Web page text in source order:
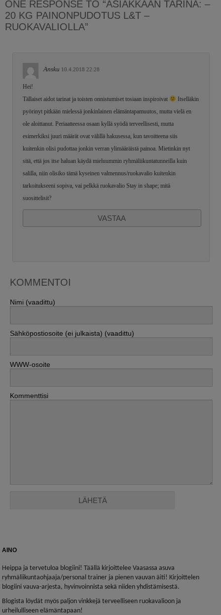
ONE RESPONSE TO “ASIAKKAAN TARINA: –
20 KG PAINONPUDOTUS L&T –
RUOKAVALIOLLA”
Ansku 10.4.2018 22:28
Hei!
Tällaiset aidot tarinat ja toisten onnistumiset tosiaan inspiroivat
Itselläkin
pyörinyt pitkään mielessä jonkinlainen elämäntapamuutos, mutta vielä en
ole aloittanut. Periaatteessa osaan kyllä syödä terveellisesti, mutta
esimerkiksi juuri määrät ovat välillä hakusessa, kun tavoitteena siis
kuitenkin olisi pudottaa jonkin verran ylimääräistä painoa. Mietinkin nyt
sitä, että jos itse haluan käydä mieluummin ryhmäliikuntatunneilla kuin
salilla, niin olisiko tämä kyseinen valmennus/ruokavalio kuitenkin
tarkoitukseeni sopiva, vai pelkkä ruokavalio Stay in shape; mitä
suosittelisit?
VASTAA
KOMMENTOI
Nimi (vaadittu)
Sähköpostiosoite (ei julkaista) (vaadittu)
WWW-osoite
Kommenttisi
AINO
Heippa ja tervetuloa blogiini! Täällä kirjoittelee Vaasassa asuva
ryhmäliikuntaohjaaja/personal trainer ja pienen vauvan äiti! Kirjoittelen
blogiini vauva-arjesta, hyvinvoinnista sekä niiden yhdistämisestä.
Blogista löydät myös paljon vinkkejä terveelliseen ruokavalioon ja
urheilulliseen elämäntapaan!